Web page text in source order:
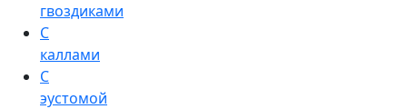
гвоздиками
С
каллами
С
эустомой